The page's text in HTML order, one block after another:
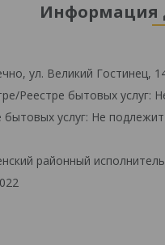
Информация
ул. Великий Гостинец,
Реестре бытовых услуг:
услуг: Не
районный